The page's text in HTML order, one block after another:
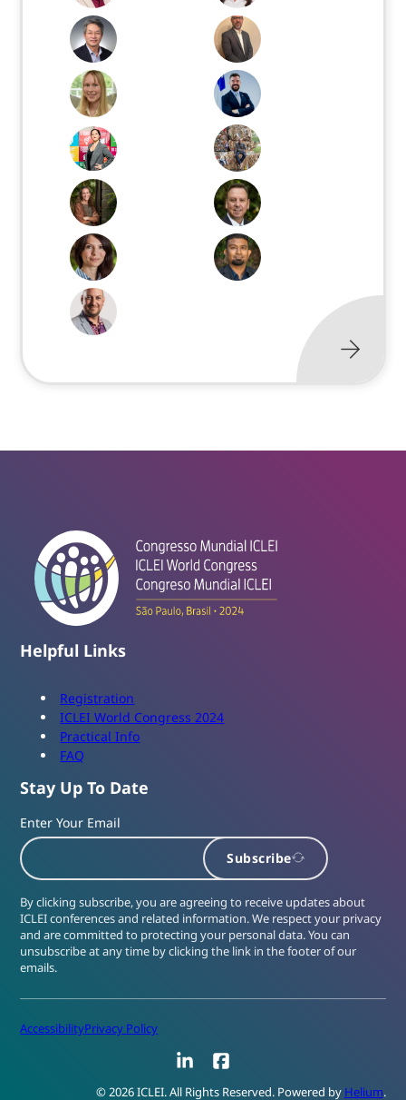
Helpful Links
Registration
ICLEI World Congress 2024
Practical Info
FAQ
Stay Up To Date
Enter Your Email
Subscribe
By clicking subscribe, you are agreeing to receive updates about
ICLEI conferences and related information. We respect your privacy
and are committed to protecting your personal data. You can
unsubscribe at any time by clicking the link in the footer of our
emails.
AccessibilityPrivacy Policy
LinkedInFacebook
© 2026 ICLEI. All Rights Reserved. Powered by Helium.